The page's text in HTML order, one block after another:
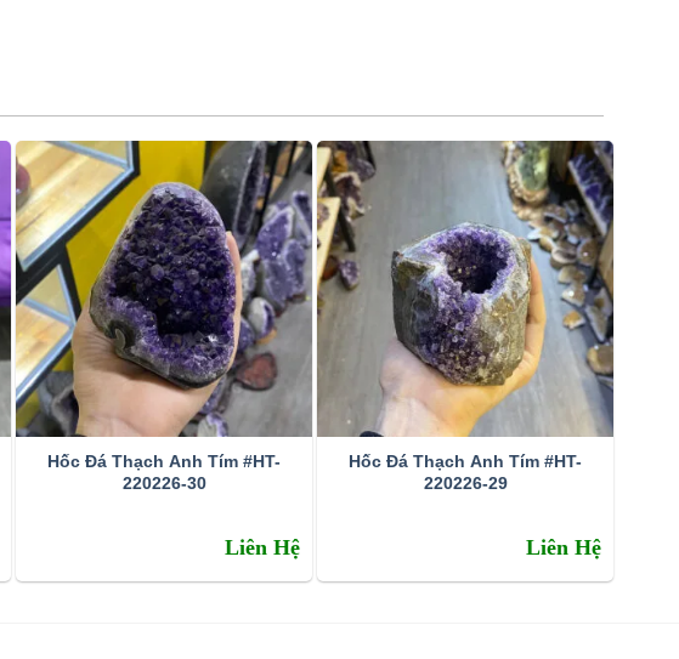
Hốc Đá Thạch Anh Tím #HT-
220226-30
Liên Hệ
Hốc Đá Thạch Anh Tím #HT-
220226-29
Liên Hệ